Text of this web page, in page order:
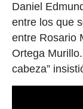
Daniel
entre los que
entre Rosario
Ortega
cabeza”